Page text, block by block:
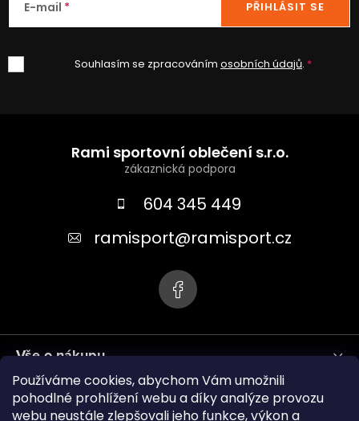
Používáme cookies, abychom Vám umožnili
pohodlné prohlížení webu a díky analýze provozu
webu neustále zlepšovali jeho funkce, výkon a
E-mail
Souhlasím se zpracováním osobních údajů.
PŘIHLÁSIT SE
Rami sportovní oblečení s.r.o.
604 345 449
ramisport@ramisport.cz
Vše o nákupu
Informace pro vás